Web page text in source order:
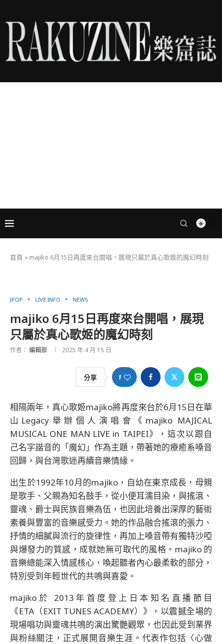
首頁 » majiko 6月15日再度來台開唱，展現只屬於真心歌姬的魔幻時刻
JPOP LIVE INFO NEWS
majiko 6月15日再度來台開唱，展現
只屬於真心歌姬的魔幻時刻
作者： 編輯部 2025 年 4 月 15 日
分享 1
相隔兩年，真心歌姬majiko將再度來台於6月15日在華
山Legacy舉辦個人演唱會《majiko MAJICAL
MUSICAL ONE MAN LIVE in TAIPEI》，這次以跟自
己名字諧音的「魔幻」作為主題，帶著她的療癒系嗓音
回歸，與台灣歌迷再續音樂情緣。
出生於1992年10月的majiko，自幼在東京成長，母親
是歌手、父親為知名鼓手，從小便耳濡目染，與搖滾、
靈魂、爵士與民族音樂為伍，也因此培養出深厚的藝術
素養與豐富的音樂感受力。她的作品融合搖滾的張力、
抒情的細膩與流行的旋律性，再加上嗓音帶有獨特沙啞
與爆發力的質感，成就她無可取代的風格。majiko 的
音樂總能深入情感核心，喚起聽者內心最柔軟的部分，
特別受到年輕世代的共鳴與喜愛。
majiko於 2013年首度登上日本知名直播節目
《ETA（EXIT TUNES ACADEMY）》，以震撼全場的
現場唱功與靈魂共鳴的演出驚艷觀眾，也因此受到業界
與粉絲關注，正式展開音樂生涯。代表作包括〈心做